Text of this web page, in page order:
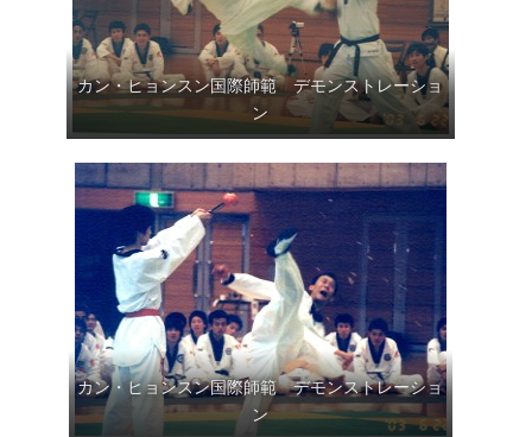
カン・ヒョンスン国際師範 デモンストレーショ
ン
カン・ヒョンスン国際師範 デモンストレーショ
ン